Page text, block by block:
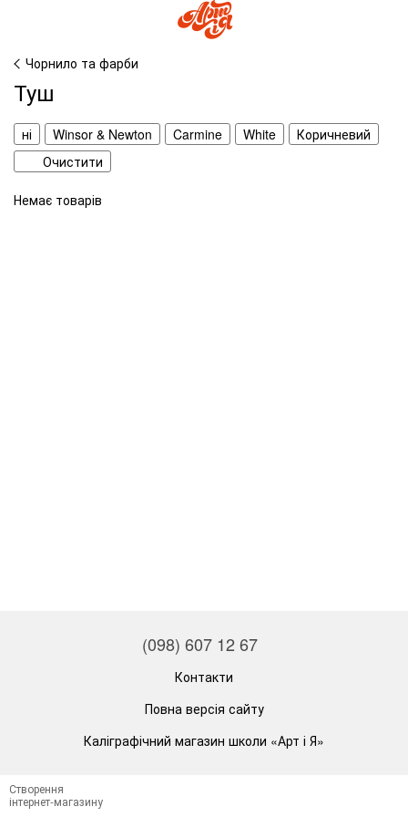
Чорнило та фарби
Туш
ні Winsor & Newton Carmine White
Коричневий
Очистити
Немає товарів
(098) 607 12 67
Контакти
Повна версія сайту
Каліграфічний магазин школи «Арт і Я»
Створення
інтернет-магазину